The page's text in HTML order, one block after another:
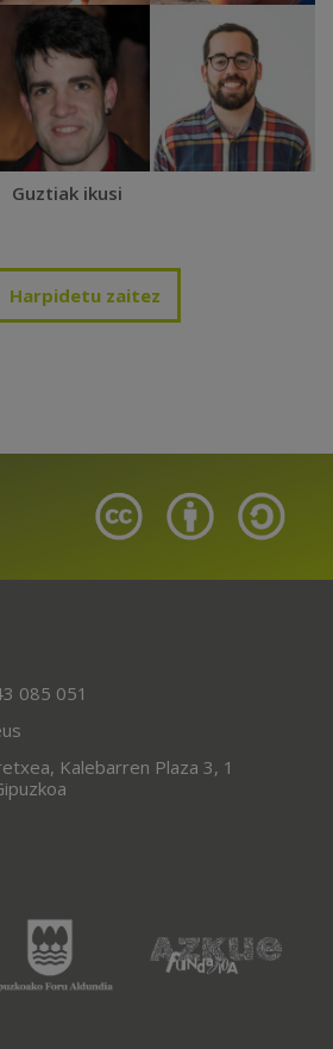
Guztiak ikusi
Harpidetu zaitez
085 051
Kalebarren Plaza 3, 1